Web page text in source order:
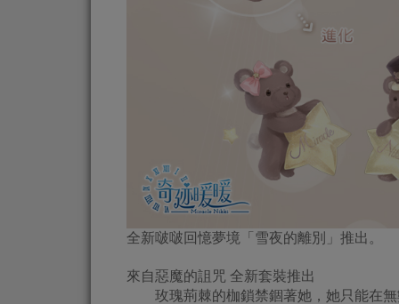
全新啵啵回憶夢境「雪夜的離別」推出。
來自惡魔的詛咒 全新套裝推出
玫瑰荊棘的枷鎖禁錮著她，她只能在無